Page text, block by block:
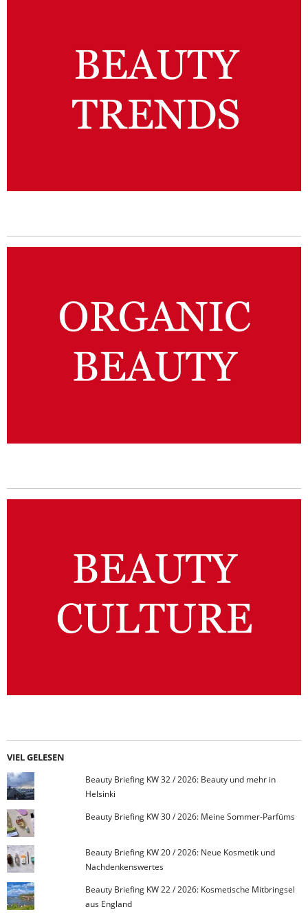
VIEL GELESEN
Beauty Briefing KW 32 / 2026: Beauty und mehr in
Helsinki
Beauty Briefing KW 30 / 2026: Meine Sommer-Parfüms
Beauty Briefing KW 20 / 2026: Neue Kosmetik und
Nachdenkenswertes
Beauty Briefing KW 22 / 2026: Kosmetische Mitbringsel
aus England